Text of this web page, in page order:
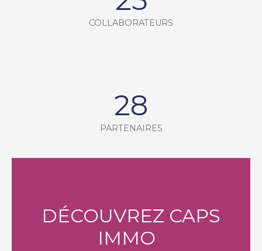
COLLABORATEURS
28
PARTENAIRES
DÉCOUVREZ CAPS
IMMO